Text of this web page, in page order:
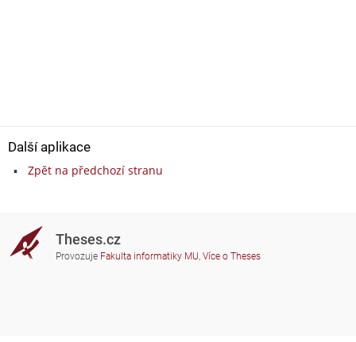
Další aplikace
Zpět na předchozí stranu
Theses.cz
Provozuje Fakulta informatiky MU, Více o Theses